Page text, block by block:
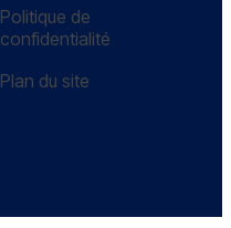
Politique de
confidentialité
Plan du site